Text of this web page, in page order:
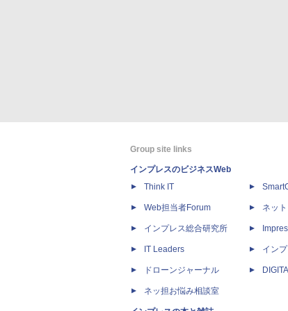
Group site links
インプレスのビジネスWeb
Think IT
Web担当者Forum
インプレス総合研究所
IT Leaders
ドローンジャーナル
ネッ担お悩み相談室
ネッ
イン